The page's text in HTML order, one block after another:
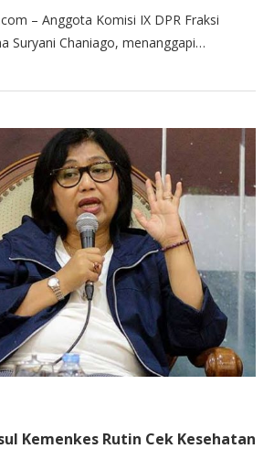
– Anggota Komisi IX DPR Fraksi
Suryani Chaniago, menanggapi…
Kemenkes Rutin Cek Kesehatan